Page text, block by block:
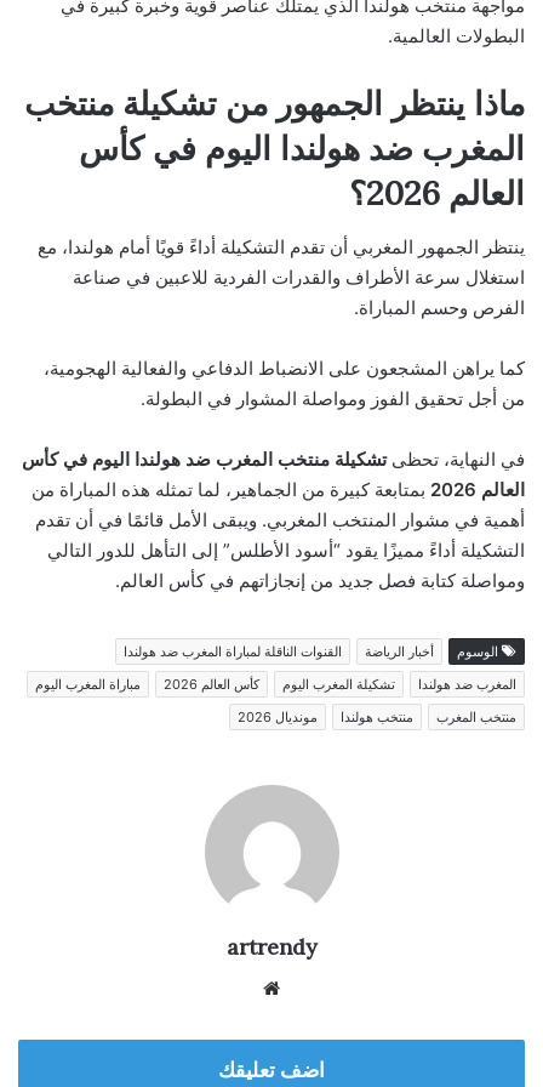
مواجهة منتخب هولندا الذي يمتلك عناصر قوية وخبرة كبيرة في
البطولات العالمية.
ماذا ينتظر الجمهور من تشكيلة منتخب
المغرب ضد هولندا اليوم في كأس
العالم 2026؟
ينتظر الجمهور المغربي أن تقدم التشكيلة أداءً قويًا أمام هولندا، مع
استغلال سرعة الأطراف والقدرات الفردية للاعبين في صناعة
الفرص وحسم المباراة.
كما يراهن المشجعون على الانضباط الدفاعي والفعالية الهجومية،
من أجل تحقيق الفوز ومواصلة المشوار في البطولة.
في النهاية، تحظىتشكيلة منتخب المغرب ضد هولندا اليوم في كأس
العالم 2026
بمتابعة كبيرة من الجماهير، لما تمثله هذه المباراة من
أهمية في مشوار المنتخب المغربي. ويبقى الأمل قائمًا في أن تقدم
التشكيلة أداءً مميزًا يقود “أسود الأطلس” إلى التأهل للدور التالي
ومواصلة كتابة فصل جديد من إنجازاتهم في كأس العالم.
الوسوم أخبار الرياضة
القنوات الناقلة لمباراة المغرب ضد هولندا
المغرب ضد هولندا
تشكيلة المغرب اليوم كأس العالم 2026
مباراة المغرب اليوم
منتخب المغرب
منتخب هولندا مونديال 2026
artrendy
الوي
ب
اضف تعليقك